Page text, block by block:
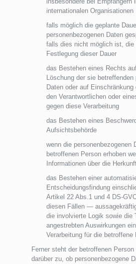
internationalen Organisationen
falls möglich die geplante
personenbezogenen Daten
falls dies nicht möglich ist, die
Festlegung dieser Dauer
das Bestehen eines Rechts
Löschung der sie betreffenden
Daten oder auf
den Verantwortlichen oder
gegen diese Verarbeitung
das Bestehen eines
Aufsichtsbehörde
wenn die personenbezogenen
betroffenen Person erhoben
Informationen über die
das Bestehen einer
Entscheidungsfindung
Artikel 22 Abs.1 und 4 DS-
diesen Fällen —
die involvierte Logik sowie die
angestrebten Auswirkungen
Verarbeitung für die betroffene
Ferner steht der betroffenen
darüber zu, ob personenbezogene